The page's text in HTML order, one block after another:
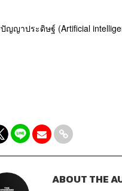
ปัญญาประดิษฐ์ (Artificial
ABOUT THE